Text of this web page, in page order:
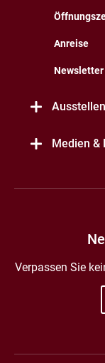
Anreise
Ausstellen
Medien &
Verpassen Sie